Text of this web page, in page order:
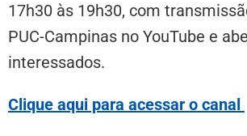
17h30 às 19h30, com
PUC-Campinas no YouTube e
interessados.
Clique aqui para acessar o canal